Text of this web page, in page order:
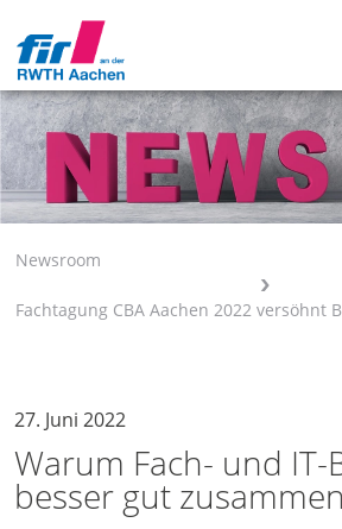
Newsroom
Fachtagung CBA Aachen 2022 versöhnt
27. Juni 2022
Warum Fach- und IT-
besser gut